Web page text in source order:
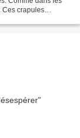
Ces crapules